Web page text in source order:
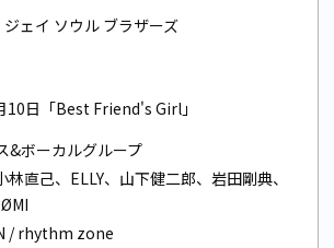
ジェイ ソウル ブラザーズ
10日「Best Friend's Girl」
&ボーカルグループ
林直己、ELLY、山下健二郎、岩田剛典、
/ rhythm zone